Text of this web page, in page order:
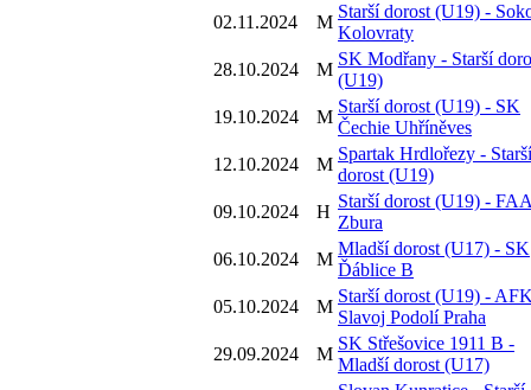
02.11.2024
M
Starší dorost (U19) -
Kolovraty
28.10.2024
M
SK Modřany - Starší
(U19)
19.10.2024
M
Starší dorost (U19) - SK
Čechie Uhříněves
12.10.2024
M
Spartak Hrdlořezy - Starší
dorost (U19)
09.10.2024
H
Starší dorost (U19) -
Zbura
06.10.2024
M
Mladší dorost (U17) - SK
Ďáblice B
05.10.2024
M
Starší dorost (U19) -
Slavoj Podolí Praha
29.09.2024
M
SK Střešovice 1911 B -
Mladší dorost (U17)